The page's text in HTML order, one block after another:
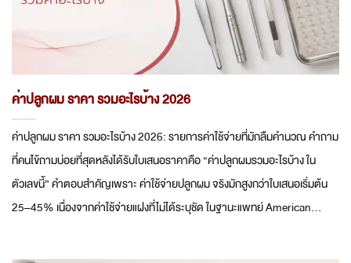
ค่าปลูกผม ราคา รวมอะไรบ้าง 2026
ค่าปลูกผม ราคา รวมอะไรบ้าง 2026: รายการค่าใช้จ่ายที่มักลืมคำนวณ คำถาม
ที่คนไข้ถามบ่อยที่สุดหลังได้รับใบเสนอราคาคือ “ค่าปลูกผมรวมอะไรบ้าง ใน
ตัวเลขนี้” คำตอบสำคัญเพราะ ค่าใช้จ่ายปลูกผม จริงมักสูงกว่าใบเสนอเริ่มต้น
25–45% เนื่องจากค่าใช้จ่ายแฝงที่ไม่ได้ระบุชัด ในฐานะแพทย์ American...